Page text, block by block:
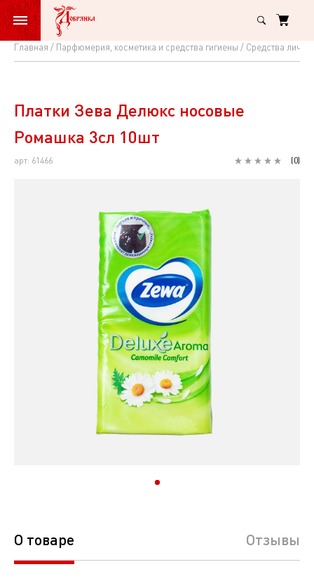
Главная Парфюмерия, косметика и средства гигиены Средства
Платки
Делюкс
носовые
Ромашка
Платки Зева Делюкс носовые
Ромашка 3сл 10шт
арт: 61466 (0)
О товаре Отзывы